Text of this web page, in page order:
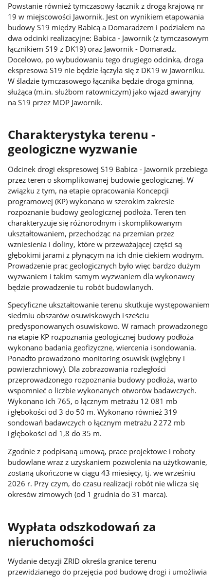
Powstanie również tymczasowy łącznik z drogą krajową nr
19 w miejscowości Jawornik. Jest on wynikiem etapowania
budowy S19 między Babicą a Domaradzem i podziałem na
dwa odcinki realizacyjne: Babica - Jawornik (z tymczasowym
łącznikiem S19 z DK19) oraz Jawornik - Domaradz.
Docelowo, po wybudowaniu tego drugiego odcinka, droga
ekspresowa S19 nie będzie łączyła się z DK19 w Jaworniku.
W śladzie tymczasowego łącznika będzie droga gminna,
służąca (m.in. służbom ratowniczym) jako wjazd awaryjny
na S19 przez MOP Jawornik.
Charakterystyka terenu -
geologiczne wyzwanie
Odcinek drogi ekspresowej S19 Babica - Jawornik przebiega
przez teren o skomplikowanej budowie geologicznej. W
związku z tym, na etapie opracowania Koncepcji
programowej (KP) wykonano w szerokim zakresie
rozpoznanie budowy geologicznej podłoża. Teren ten
charakteryzuje się różnorodnym i skomplikowanym
ukształtowaniem, przechodząc na przemian przez
wzniesienia i doliny, które w przeważającej części są
głębokimi jarami z płynącym na ich dnie ciekiem wodnym.
Prowadzenie prac geologicznych było więc bardzo dużym
wyzwaniem i takim samym wyzwaniem dla wykonawcy
będzie prowadzenie tu robót budowlanych.
Specyficzne ukształtowanie terenu skutkuje występowaniem
siedmiu obszarów osuwiskowych i sześciu
predysponowanych osuwiskowo. W ramach prowadzonego
na etapie KP rozpoznania geologicznej budowy podłoża
wykonano badania geofizyczne, wiercenia i sondowania.
Ponadto prowadzono monitoring osuwisk (wgłębny i
powierzchniowy). Dla zobrazowania rozległości
przeprowadzonego rozpoznania budowy podłoża, warto
wspomnieć o liczbie wykonanych otworów badawczych.
Wykonano ich 765, o łącznym metrażu 12 081 mb
i głębokości od 3 do 50 m. Wykonano również 319
sondowań badawczych o łącznym metrażu 2 272 mb
i głębokości od 1,8 do 35 m.
Zgodnie z podpisaną umową, prace projektowe i roboty
budowlane wraz z uzyskaniem pozwolenia na użytkowanie,
zostaną ukończone w ciągu 43 miesięcy, tj. we wrześniu
2026 r. Przy czym, do czasu realizacji robót nie wlicza się
okresów zimowych (od 1 grudnia do 31 marca).
Wypłata odszkodowań za
nieruchomości
Wydanie decyzji ZRID określa granice terenu
przewidzianego do przejęcia pod budowę drogi i umożliwia